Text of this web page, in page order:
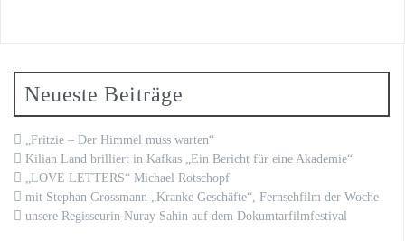
Neueste Beiträge
„Fritzie – Der Himmel muss warten“
Kilian Land brilliert in Kafkas „Ein Bericht für eine Akademie“
„LOVE LETTERS“ Michael Rotschopf
mit Stephan Grossmann „Kranke Geschäfte“, Fernsehfilm der Woche
unsere Regisseurin Nuray Sahin auf dem Dokumtarfilmfestival